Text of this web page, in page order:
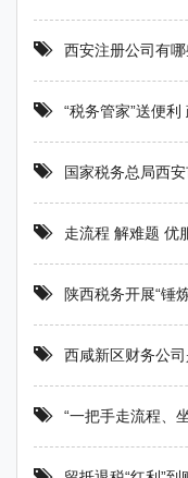
西安注册公司有哪
“税务管家”送便
国家税务总局西安
走流程 解难题 优服务——国家税务
陕西税务开展“锤
西咸新区财务公
“一把手走流程、